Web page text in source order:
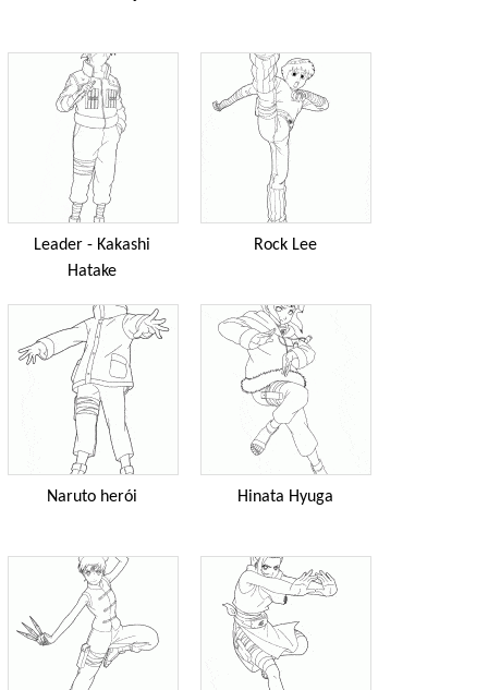
Leader - Kakashi
Hatake
Rock Lee
Naruto herói Hinata Hyuga